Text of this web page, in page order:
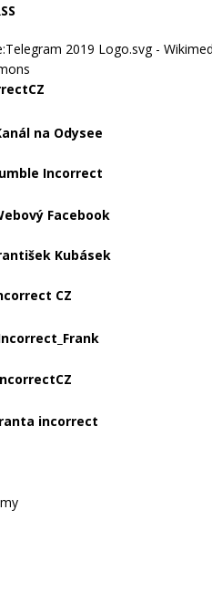
na Odysee
Incorrect
Facebook
Kubásek
CZ
incorrect